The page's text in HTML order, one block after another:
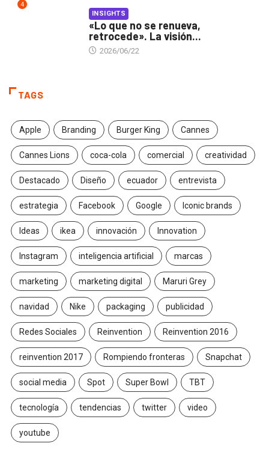
4
INSIGHTS
«Lo que no se renueva,
retrocede». La visión...
2026/06/22
TAGS
Apple Branding Burger King Cannes
Cannes Lions coca-cola comercial creatividad
Destacado Diseño ecuador entrevista
estrategia Facebook Google Iconic brands
Ideas ikea innovación Innovation
Instagram inteligencia artificial marcas
marketing marketing digital Maruri Grey
navidad Nike packaging publicidad
Redes Sociales Reinvention Reinvention 2016
reinvention 2017 Rompiendo fronteras Snapchat
social media Spot Super Bowl TBT
tecnología tendencias twitter video
youtube